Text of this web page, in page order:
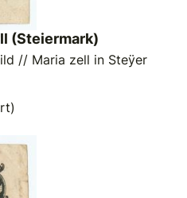
(Steiermark)
// Maria zell in Steÿer